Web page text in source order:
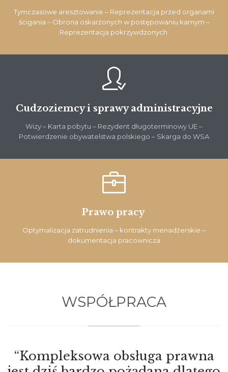
Tymczasowe aresztowanie – Reprezentacja przed organami
ścigania – Obrona oskarżonych w postępowaniu karnym –
Reprezentacja pokrzywdzonych

Cudzoziemcy i sprawy administracyjne
Wizy – Karta pobytu – Rezydent długoterminowy UE –
Potwierdzenie obywatelstwa polskiego – Skarga do WSA

Prawo pracy
Optymalizacja zatrudnienia – kontrakty menadżerskie –
dokumentacja pracownicza
WSPÓŁPRACA
“Kompleksowa obsługa prawna